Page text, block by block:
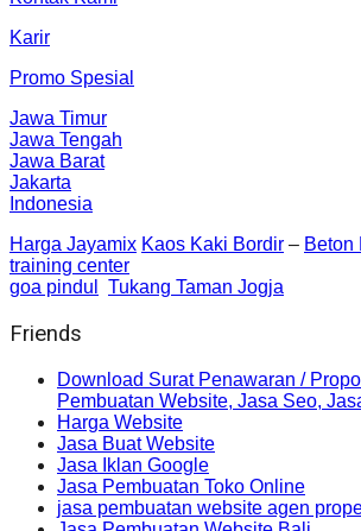
Karir
Promo Spesial
Jawa Timur
Jawa Tengah
Jawa Barat
Jakarta
Indonesia
Harga Jayamix Kaos Kaki Bordir – Beton
training center
goa pindul
Tukang Taman Jogja
Friends
Download Surat Penawaran /
Pembuatan Website, Jasa Seo,
Harga Website
Jasa Buat Website
Jasa Iklan Google
Jasa Pembuatan Toko Online
jasa pembuatan website agen